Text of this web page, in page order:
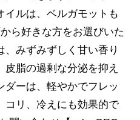
イルは、ベルガモットも
ら好きな方をお選びいた
みずみずしく甘い香り
脂の過剰な分泌を抑え
ダーは、軽やかでフレッ
コリ、冷えにも効果的で